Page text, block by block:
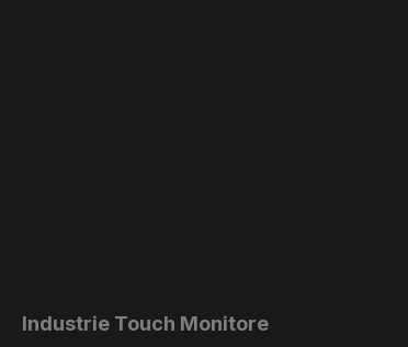
Industrie Touch Monitore